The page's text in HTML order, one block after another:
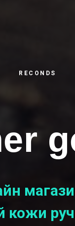
RECONDS
кожи